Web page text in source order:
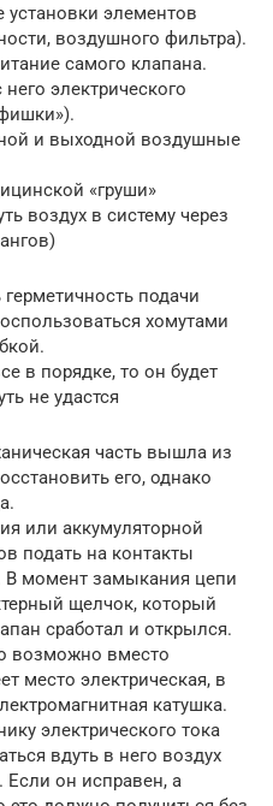
установки элементов
воздушного фильтра).
самого клапана.
электрического
и выходной воздушные
«груши»
воздух в систему через
подачи
хомутами
в порядке, то он будет
не удастся
часть вышла из
его, однако
или аккумуляторной
подать на контакты
В момент замыкания цепи
щелчок, который
сработал и открылся.
возможно вместо
место электрическая, в
катушка.
электрического тока
вдуть в него воздух
он исправен, а